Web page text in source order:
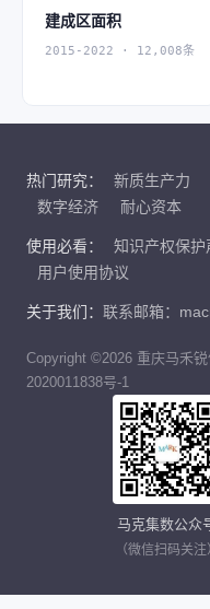
建成区面积
2015-2022 · 12,008条
热门研究： 新质生产力
数字经济
耐心资本
使用必看： 知识产权保护
用户使用协议
关于我们： 联系邮箱：
Copyright ©2026 重庆马禾
2020011838号-1
马克集数公众
（微信扫码关注